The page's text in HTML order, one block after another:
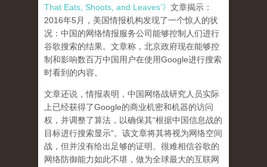
That Eats, Shoots, and Leaves’》 文章揭示：
2016年5月，美国情报机构发现了一个惊人的状
况：中国的网络情报服务公司能够控制人们进行
谷歌搜索的结果。文章称，北京政府现在能够控
制和影响数百万中国用户在使用Google进行搜索
时看到的内容。
文章还说，情报表明，中国网络战研究人员实际
上已经获得了Google的商业机密和机器的访问
权，并调整了算法，以确保其“根据中国信息战的
目标进行搜索显示”。该文章将其将视为网络空间
战，但并没有给出足够的证明。很难相信谷歌的
网络防御能力如此不堪，做为全球最大的互联网